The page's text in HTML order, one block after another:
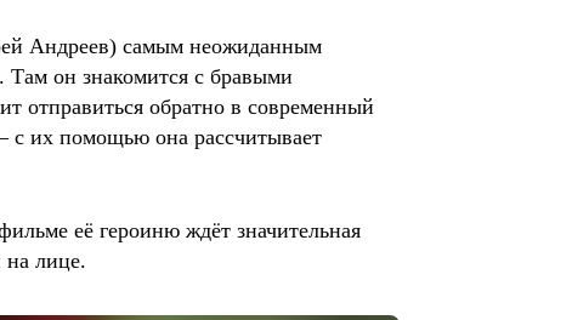
Андреев) самым неожиданным
Там он знакомится с бравыми
отправиться обратно в современный
с их помощью она рассчитывает
её героиню ждёт значительная
лице.